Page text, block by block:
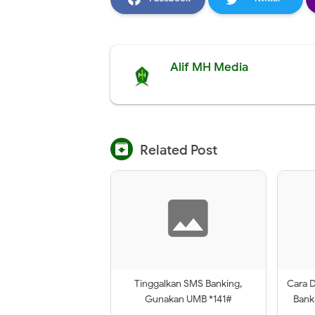
Alif MH Media
 Related Post
Tinggalkan SMS Banking,
Gunakan UMB *141#
Cara